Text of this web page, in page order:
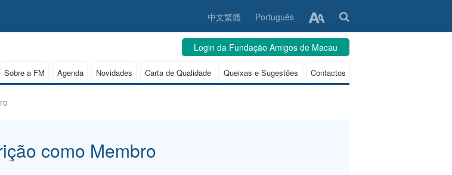
中文繁體 Português
Login da Fundação Amigos de Macau
Sobre a FM Agenda Novidades Carta de Qualidade Queixas e Sugestões Contactos
como Membro